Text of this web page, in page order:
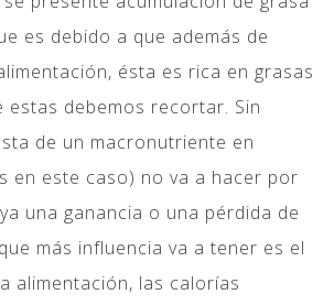
es debido a que además de
ésta es rica en grasas
debemos recortar. Sin
de un macronutriente en
en este caso) no va a hacer por
una ganancia o una pérdida de
más influencia va a tener es el
alimentación, las calorías